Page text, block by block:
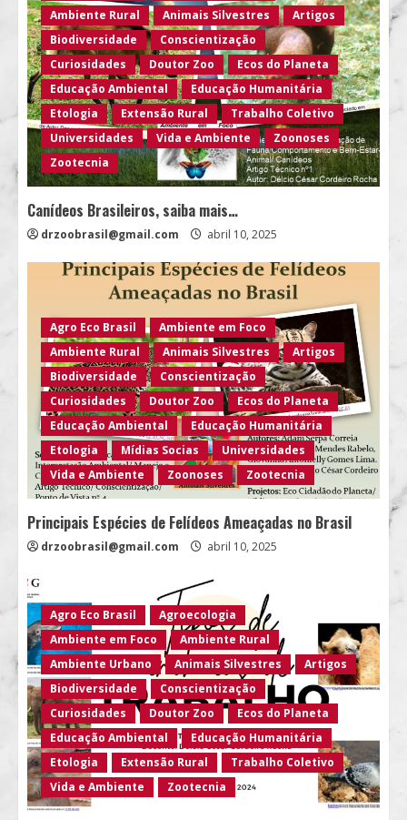
Ambiente Rural
Animais Silvestres
Artigos
Biodiversidade
Conscientização
Curiosidades
Doutor Zoo
Ecos do Planeta
Educação Ambiental
Educação Humanitária
Etologia
Extensão Rural
Trabalho Coletivo
Universidades
Vida e Ambiente
Zoonoses
Zootecnia
Canídeos Brasileiros, saiba mais…
drzoobrasil@gmail.com abril 10, 2025
Agro Eco Brasil
Ambiente em Foco
Ambiente Rural
Animais Silvestres
Artigos
Biodiversidade
Conscientização
Curiosidades
Doutor Zoo
Ecos do Planeta
Educação Ambiental
Educação Humanitária
Etologia
Mídias Socias
Universidades
Vida e Ambiente
Zoonoses Zootecnia
Principais Espécies de Felídeos Ameaçadas no Brasil
drzoobrasil@gmail.com abril 10, 2025
Agro Eco Brasil
Agroecologia
Ambiente em Foco
Ambiente Rural
Ambiente Urbano
Animais Silvestres
Artigos
Biodiversidade
Conscientização
Curiosidades
Doutor Zoo
Ecos do Planeta
Educação Ambiental
Educação Humanitária
Etologia
Extensão Rural
Trabalho Coletivo
Vida e Ambiente
Zootecnia